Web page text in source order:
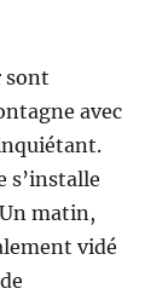
sont
avec
s’installe
matin,
vidé